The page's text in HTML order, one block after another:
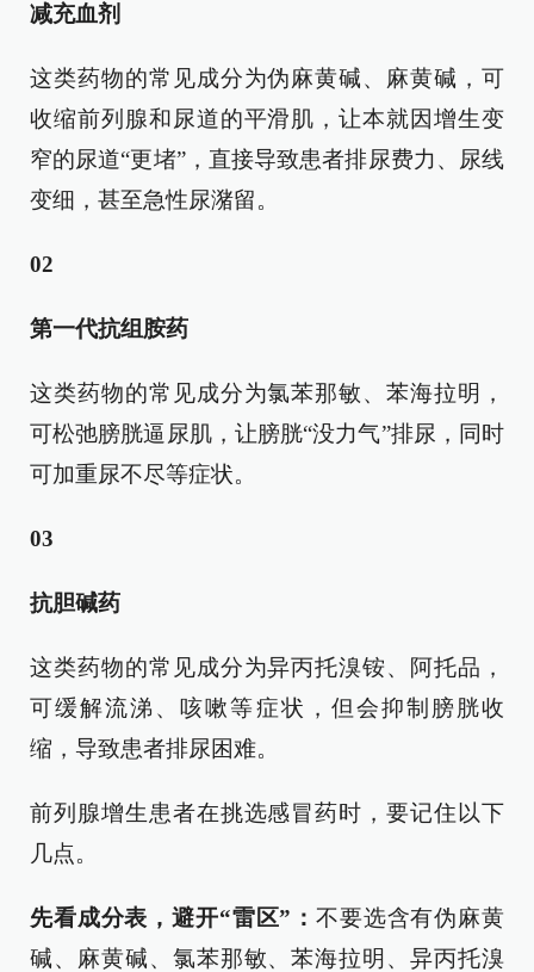
减充血剂
这类药物的常见成分为伪麻黄碱、麻黄碱，可
收缩前列腺和尿道的平滑肌，让本就因增生变
窄的尿道“更堵”，直接导致患者排尿费力、尿线
变细，甚至急性尿潴留。
02
第一代抗组胺药
这类药物的常见成分为氯苯那敏、苯海拉明，
可松弛膀胱逼尿肌，让膀胱“没力气”排尿，同时
可加重尿不尽等症状。
03
抗胆碱药
这类药物的常见成分为异丙托溴铵、阿托品，
可缓解流涕、咳嗽等症状，但会抑制膀胱收
缩，导致患者排尿困难。
前列腺增生患者在挑选感冒药时，要记住以下
几点。
先看成分表，避开“雷区”：不要选含有伪麻黄
碱、麻黄碱、氯苯那敏、苯海拉明、异丙托溴